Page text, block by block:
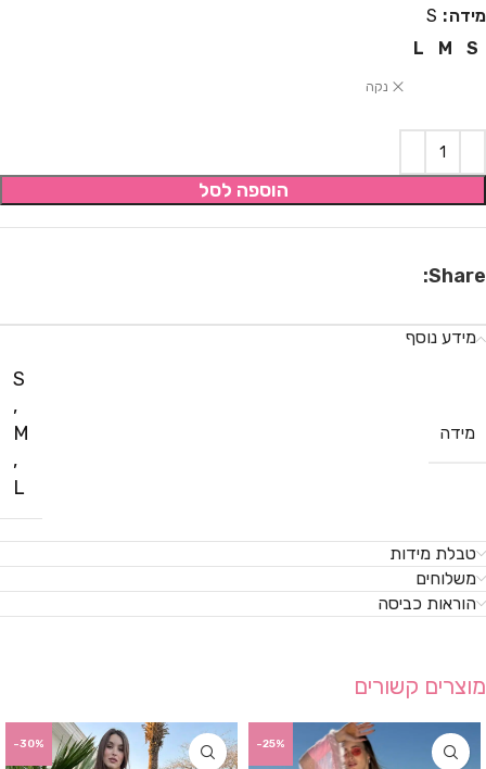
מידה
S
S
M
L
נקה
הוספה לסל
Share:
מידע נוסף
מידה
S
,
M
,
L
טבלת מידות
משלוחים
הוראות כביסה
מוצרים קשורים
-25%
-30%